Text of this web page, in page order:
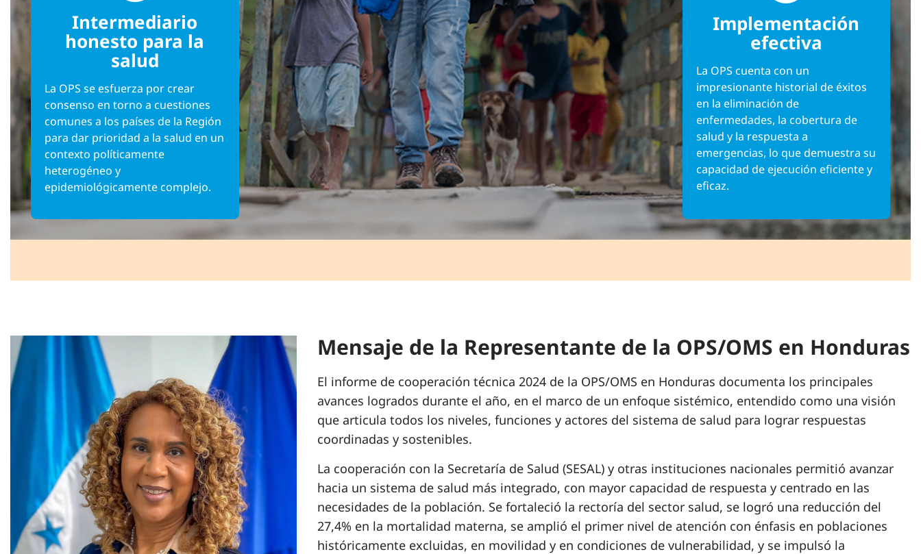
Intermediario
honesto para la
salud
La OPS se esfuerza por crear
consenso en torno a cuestiones
comunes a los países de la Región
para dar prioridad a la salud en un
contexto políticamente
heterogéneo y
epidemiológicamente complejo.
Implementación
efectiva
La OPS cuenta con un
impresionante historial de éxitos
en la eliminación de
enfermedades, la cobertura de
salud y la respuesta a
emergencias, lo que demuestra su
capacidad de ejecución eficiente y
eficaz.
Mensaje de la Representante de la OPS/OMS en Honduras
El informe de cooperación técnica 2024 de la OPS/OMS en Honduras documenta los principales
avances logrados durante el año, en el marco de un enfoque sistémico, entendido como una visión
que articula todos los niveles, funciones y actores del sistema de salud para lograr respuestas
coordinadas y sostenibles.
La cooperación con la Secretaría de Salud (SESAL) y otras instituciones nacionales permitió avanzar
hacia un sistema de salud más integrado, con mayor capacidad de respuesta y centrado en las
necesidades de la población. Se fortaleció la rectoría del sector salud, se logró una reducción del
27,4% en la mortalidad materna, se amplió el primer nivel de atención con énfasis en poblaciones
históricamente excluidas, en movilidad y en condiciones de vulnerabilidad, y se impulsó la